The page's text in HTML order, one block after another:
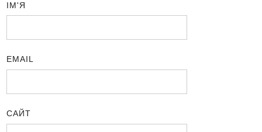
ІМ'Я
EMAIL
САЙТ